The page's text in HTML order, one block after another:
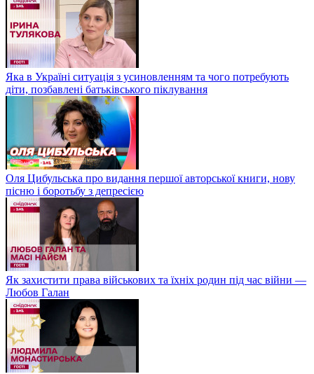
Яка в Україні ситуація з усиновленням та чого потребують
діти, позбавлені батьківського піклування
Оля Цибульська про видання першої авторської книги, нову
пісню і боротьбу з депресією
Як захистити права військових та їхніх родин під час війни —
Любов Галан